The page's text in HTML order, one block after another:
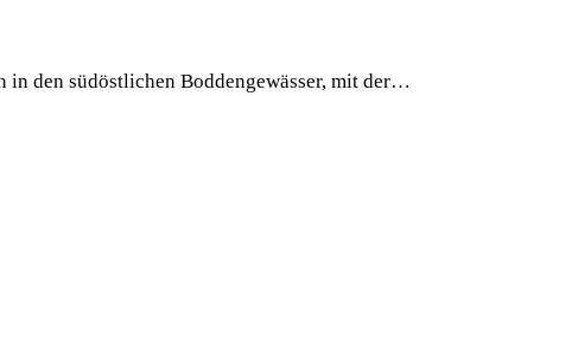
in den süd­öst­li­chen Bod­den­ge­wäs­ser, mit der…